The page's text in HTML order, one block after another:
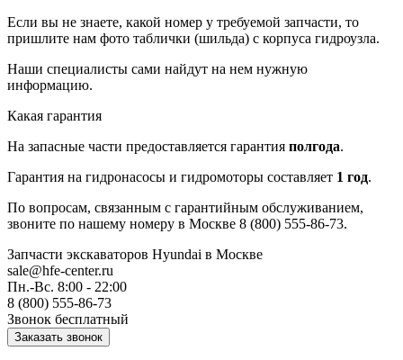
Если вы не знаете, какой номер у требуемой запчасти, то
пришлите нам фото таблички (шильда) с корпуса гидроузла.
Наши специалисты сами найдут на нем нужную
информацию.
Какая гарантия
На запасные части предоставляется гарантия полгода.
Гарантия на гидронасосы и гидромоторы составляет 1 год.
По вопросам, связанным с гарантийным обслуживанием,
звоните по нашему номеру в Москве 8 (800) 555-86-73.
Запчасти экскаваторов Hyundai в Москве
sale@hfe-center.ru
Пн.-Вс. 8:00 - 22:00
8 (800) 555-86-73
Звонок бесплатный